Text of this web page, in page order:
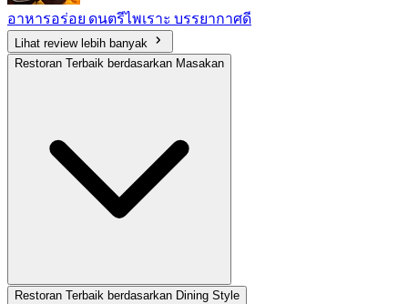
อาหารอร่อย ดนตรีไพเราะ บรรยากาศดี
Lihat review lebih banyak
Restoran Terbaik berdasarkan Masakan
Restoran Terbaik berdasarkan Dining Style